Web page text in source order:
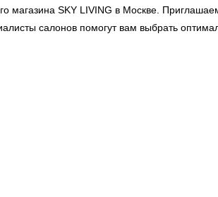
магазина SKY LIVING в Москве.
салонов помогут вам выбрать